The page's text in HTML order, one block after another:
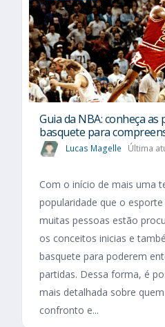
Guia da NBA: conheça
basquete para
Lucas Magelle Última
Com o início de mais uma
popularidade que o
muitas pessoas estão
os conceitos inicias e
basquete para poderem
partidas. Dessa forma, é
mais detalhada sobre
confronto e...